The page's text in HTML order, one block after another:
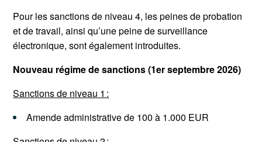
Pour les sanctions de niveau 4, les peines de probation
et de travail, ainsi qu’une peine de surveillance
électronique, sont également introduites.
Nouveau régime de sanctions (1er septembre 2026)
Sanctions de niveau 1 :
Amende administrative de 100 à 1.000 EUR